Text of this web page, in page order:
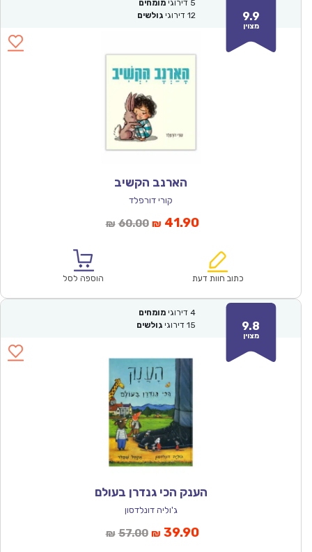
9.9
מצוין
5 דירוגי מומחים
12 דירוגי גולשים
הארנב הקשיב
קורי דורפלד
₪ 60.00המחיר
₪60.00.
₪ 41.90המחיר
הוא:
כתוב חוות דעת הוספה לסל
9.8
מצוין
4 דירוגי מומחים
15 דירוגי גולשים
הענק הכי גנדרן בעולם
ג'וליה דונלדסון
₪ 57.00המחיר
₪ 39.90המחיר